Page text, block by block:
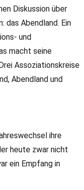
Diskussion über
das Abendland. Ein
und
macht seine
Assoziationskreise
Abendland und
ihre
heute zwar nicht
ein Empfang in